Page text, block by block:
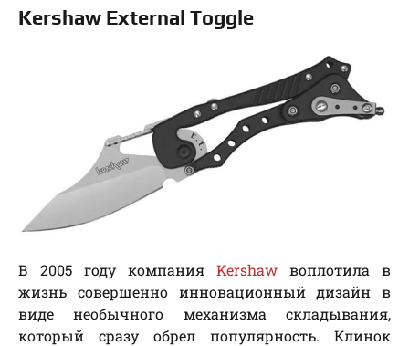
Kershaw External Toggle
В 2005 году компания Kershaw воплотила в
жизнь совершенно инновационный дизайн в
виде необычного механизма складывания,
который сразу обрел популярность. Клинок